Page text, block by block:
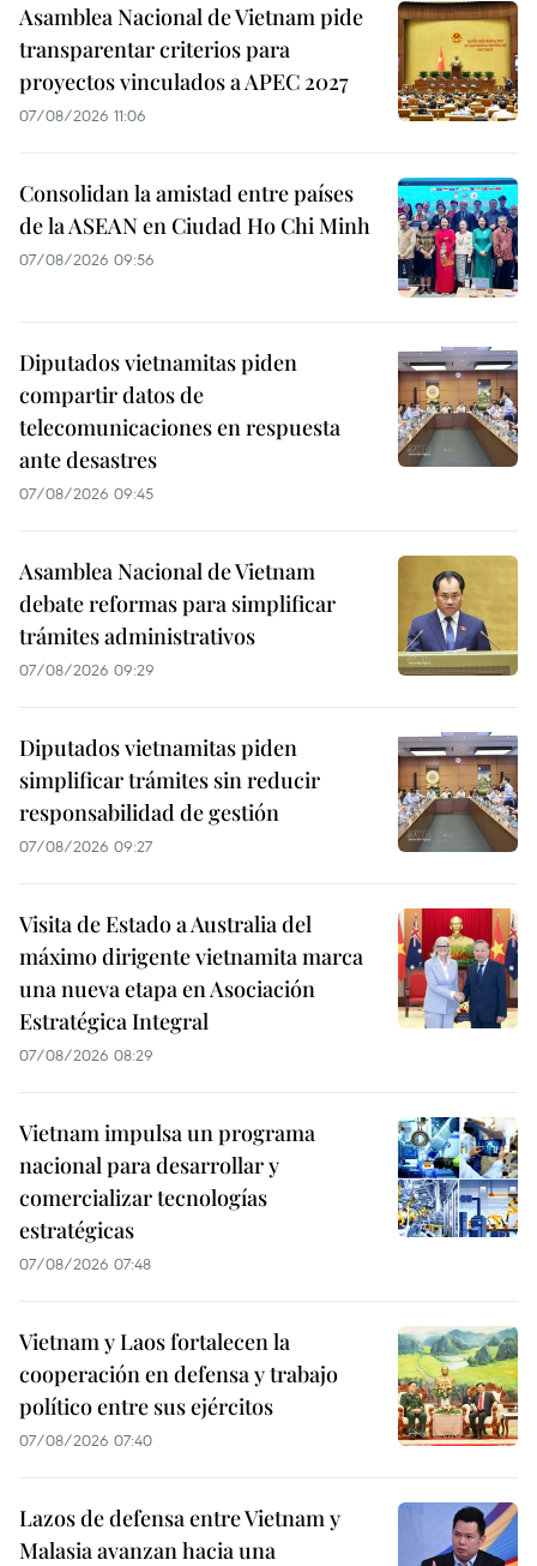
Asamblea Nacional de Vietnam pide
transparentar criterios para
proyectos vinculados a APEC 2027
07/08/2026 11:06
Consolidan la amistad entre países
de la ASEAN en Ciudad Ho Chi Minh
07/08/2026 09:56
Diputados vietnamitas piden
compartir datos de
telecomunicaciones en respuesta
ante desastres
07/08/2026 09:45
Asamblea Nacional de Vietnam
debate reformas para simplificar
trámites administrativos
07/08/2026 09:29
Diputados vietnamitas piden
simplificar trámites sin reducir
responsabilidad de gestión
07/08/2026 09:27
Visita de Estado a Australia del
máximo dirigente vietnamita marca
una nueva etapa en Asociación
Estratégica Integral
07/08/2026 08:29
Vietnam impulsa un programa
nacional para desarrollar y
comercializar tecnologías
estratégicas
07/08/2026 07:48
Vietnam y Laos fortalecen la
cooperación en defensa y trabajo
político entre sus ejércitos
07/08/2026 07:40
Lazos de defensa entre Vietnam y
Malasia avanzan hacia una